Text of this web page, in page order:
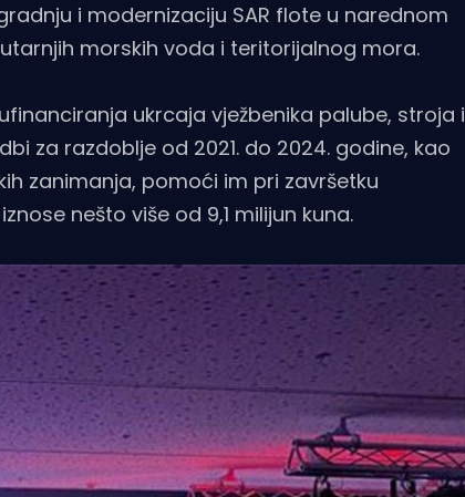
i modernizaciju SAR flote u narednom
morskih voda i teritorijalnog mora.
ukrcaja vježbenika palube, stroja i
za razdoblje od 2021. do 2024. godine, kao
zanimanja, pomoći im pri završetku
nešto više od 9,1 milijun kuna.